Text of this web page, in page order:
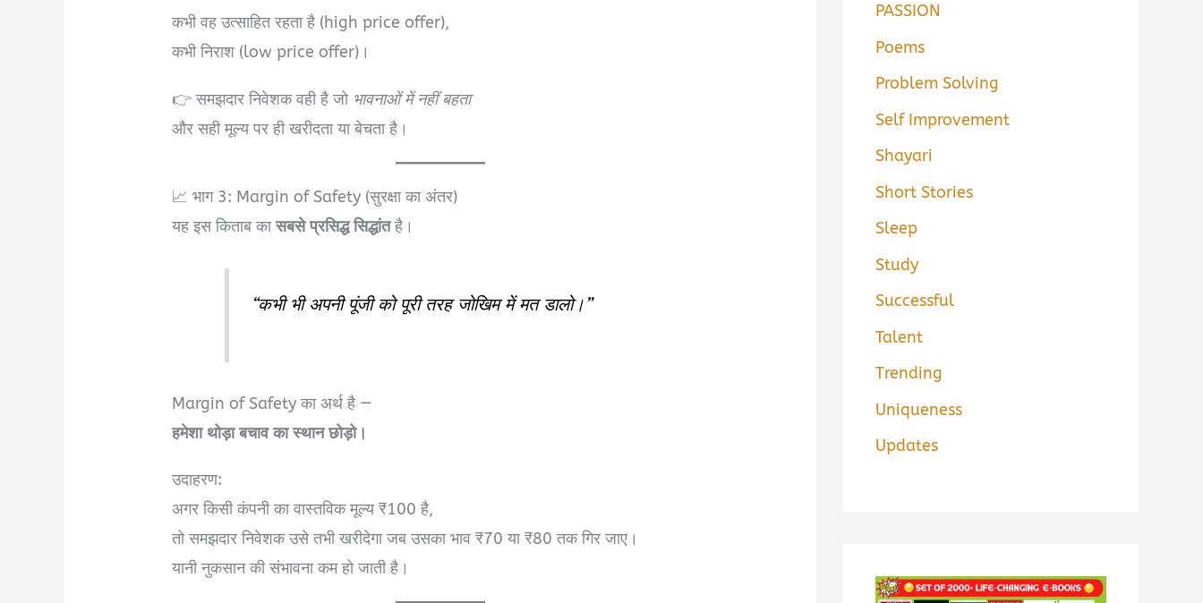
कभी वह उत्साहित रहता है (high price offer),
कभी निराश (low price offer)।
👉 समझदार निवेशक वही है जो भावनाओं में नहीं बहता
और सही मूल्य पर ही खरीदता या बेचता है।
📈 भाग 3: Margin of Safety (सुरक्षा का अंतर)
यह इस किताब कासबसे प्रसिद्ध सिद्धांतहै।
“कभी भी अपनी पूंजी को पूरी तरह जोखिम में मत डालो।”
Margin of Safety का अर्थ है —
हमेशा थोड़ा बचाव का स्थान छोड़ो।
उदाहरण:
अगर किसी कंपनी का वास्तविक मूल्य ₹100 है,
तो समझदार निवेशक उसे तभी खरीदेगा जब उसका भाव ₹70 या ₹80 तक गिर जाए।
यानी नुकसान की संभावना कम हो जाती है।
PASSION
Poems
Problem Solving
Self Improvement
Shayari
Short Stories
Sleep
Study
Successful
Talent
Trending
Uniqueness
Updates